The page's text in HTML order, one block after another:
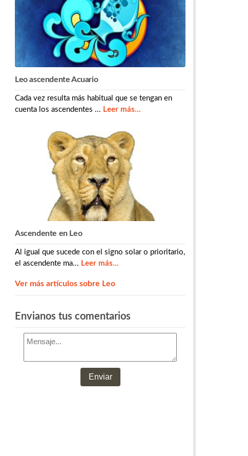
Leo ascendente Acuario
Cada vez resulta más habitual que se tengan en
cuenta los ascendentes ... Leer más...
Ascendente en Leo
Al igual que sucede con el signo solar o prioritario,
el ascendente ma... Leer más...
Ver más artículos sobre Leo
​​​​​​​​​Envianos tus comentarios